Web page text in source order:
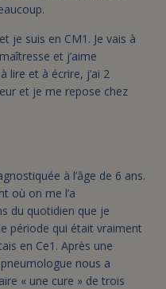
je suis en CM1. Je vais à
et j’aime
lire et à écrire, j’ai 2
et je me repose chez
à l’âge de 6 ans.
où on me l’a
du quotidien que je
période qui était vraiment
en Ce1. Après une
nous a
« une cure » de trois